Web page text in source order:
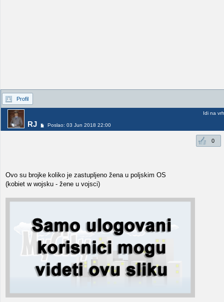
Profil
RJ Poslao: 03 Jun 2018 22:00
Idi na vrh
0
Ovo su brojke koliko je zastupljeno žena u poljskim OS
(kobiet w wojsku - žene u vojsci)